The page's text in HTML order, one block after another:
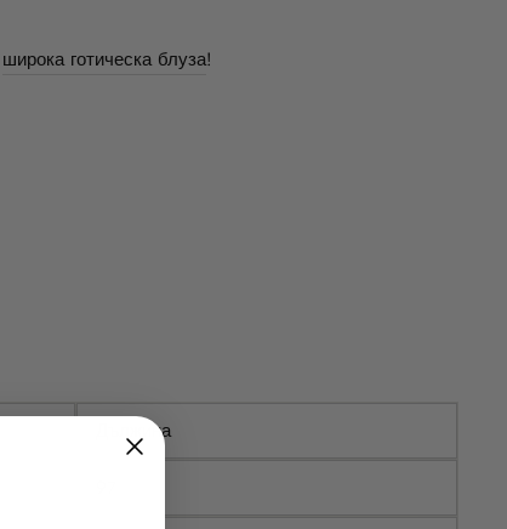
широка готическа блуза!
Дължина